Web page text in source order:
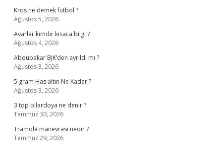
Kros ne demek futbol ?
Ağustos 5, 2026
Avarlar kimdir kısaca bilgi ?
Ağustos 4, 2026
Aboubakar BJK’den ayrıldı mı ?
Ağustos 3, 2026
5 gram Has altın Ne Kadar ?
Ağustos 3, 2026
3 top bilardoya ne denir ?
Temmuz 30, 2026
Tramola manevrası nedir ?
Temmuz 29, 2026